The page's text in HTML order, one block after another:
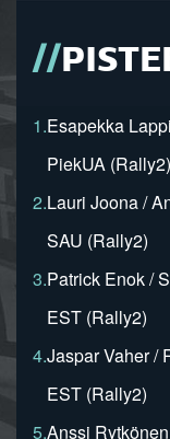
1.Esapekka
PiekUA (Rally2)
2.Lauri Joona /
SAU (Rally2)
3.Patrick Enok /
EST (Rally2)
4.Jaspar Vaher /
EST (Rally2)
5.Anssi